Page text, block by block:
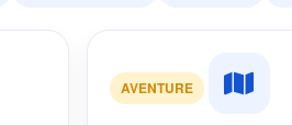
AVENTURE